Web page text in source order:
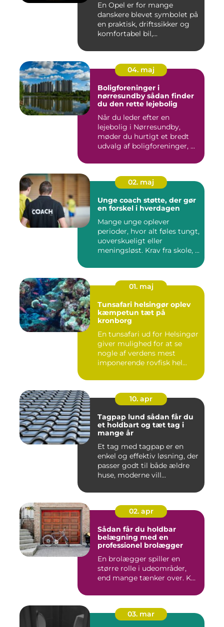
En Opel er for mange
danskere blevet symbolet på
en praktisk, driftssikker og
komfortabel bil,...
04. maj
Boligforeninger i
nørresundby sådan finder
du den rette lejebolig
Når du leder efter en
lejebolig i Nørresundby,
møder du hurtigt et bredt
udvalg af boligforeninger, ...
02. maj
Unge coach støtte, der gør
en forskel i hverdagen
Mange unge oplever
perioder, hvor alt føles tungt,
uoverskueligt eller
meningsløst. Krav fra skole, ...
01. maj
Tunsafari helsingør oplev
kæmpetun tæt på
kronborg
En tunsafari ud for Helsingør
giver mulighed for at se
nogle af verdens mest
imponerende rovfisk hel...
10. apr
Tagpap lund sådan får du
et holdbart og tæt tag i
mange år
Et tag med tagpap er en
enkel og effektiv løsning, der
passer godt til både ældre
huse, moderne vill...
02. apr
Sådan får du holdbar
belægning med en
professionel brolægger
En brolægger spiller en
større rolle i udeområder,
end mange tænker over. K...
03. mar